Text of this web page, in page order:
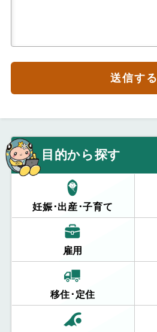
送信する
目的から探す
妊娠･出産･子育て
雇用
移住･定住